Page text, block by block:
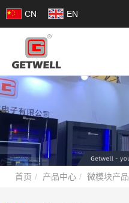
CN EN
首页 产品中心 微模块产品